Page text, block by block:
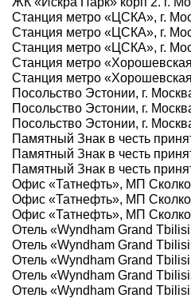
Станция метро «ЦСКА», г.
Станция метро «ЦСКА», г.
Станция метро «ЦСКА», г.
Станция метро
Станция метро
Посольство Эстонии, г.
Посольство Эстонии, г.
Посольство Эстонии, г.
Памятный Знак в честь
Памятный Знак в честь
Памятный Знак в честь
Офис «Татнефть», МП
Офис «Татнефть», МП
Офис «Татнефть», МП
Отель «Wyndham Grand
Отель «Wyndham Grand
Отель «Wyndham Grand
Отель «Wyndham Grand
Отель «Wyndham Grand